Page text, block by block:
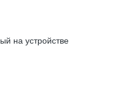
на устройстве